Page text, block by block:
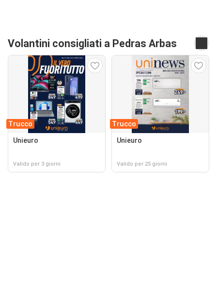
Volantini consigliati a Pedras Arbas
Trucco
Unieuro
Valido per 3 giorni
Trucco
Unieuro
Valido per 25 giorni